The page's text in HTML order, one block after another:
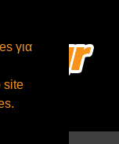
για
site